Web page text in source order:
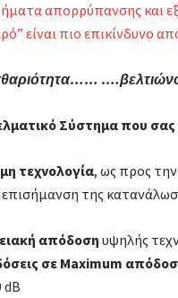
απορρύπανσης και
είναι πιο επικίνδυνο
Σύστημα που σας
τεχνο­λογία, ως προς την
της
απόδοση υψηλής
σε Maximum
dB